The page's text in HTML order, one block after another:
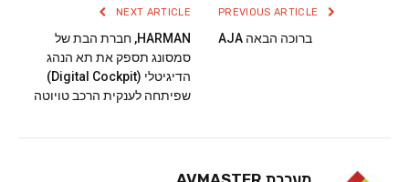
ברוכה הבאה AJA
NEXT ARTICLE
HARMAN, חברת הבת של
סמסונג תספק את תא הנהג
הדיגיטלי (Digital Cockpit)
שפיתחה לענקית הרכב טויוטה